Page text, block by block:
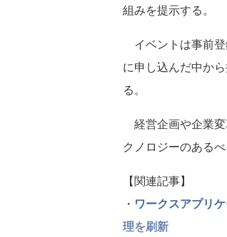
組みを提示する。
イベントは事前
に申し込んだ中か
る。
経営企画や企業
クノロジーのある
【関連記事】
・ ワークスアプリ
理を刷新